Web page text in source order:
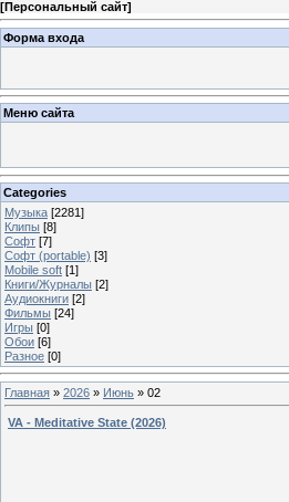
[Персональный сайт]
Форма входа
Меню сайта
Categories
Музыка [2281]
Клипы [8]
Софт [7]
Софт (portable) [3]
Mobile soft [1]
Книги/Журналы [2]
Аудиокниги [2]
Фильмы [24]
Игры [0]
Обои [6]
Разное [0]
Главная » 2026 » Июнь » 02
VA - Meditative State (2026)